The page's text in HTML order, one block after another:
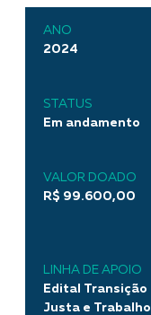
ANO
2024
STATUS
Em andamento
VALOR DOADO
R$ 99.600,00
LINHA DE APOIO
Edital Transição
Justa e Trabalho